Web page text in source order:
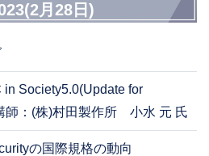
月28日)
in Society5.0(Update for
)村田製作所 小水 元 氏
の国際規格の動向